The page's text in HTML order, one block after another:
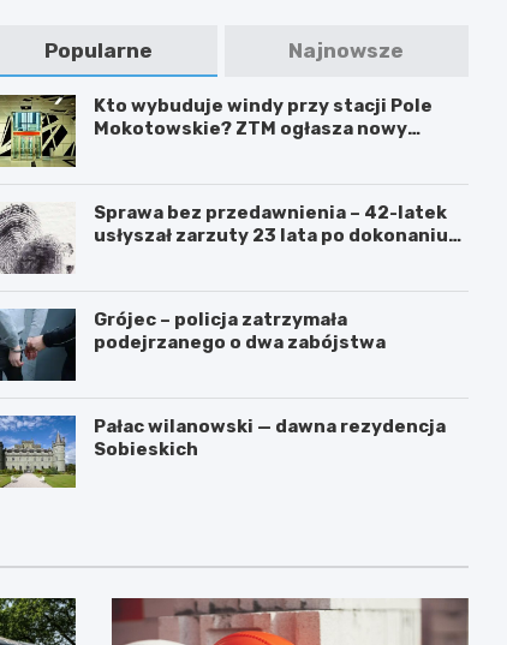
Popularne Najnowsze
Kto wybuduje windy przy stacji Pole
Mokotowskie? ZTM ogłasza nowy
Sprawa bez przedawnienia – 42-latek
usłyszał zarzuty 23 lata po dokonaniu
Grójec – policja zatrzymała
podejrzanego o dwa zabójstwa
Pałac wilanowski — dawna rezydencja
Sobieskich